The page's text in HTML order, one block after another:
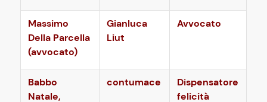
Massimo
Della Parcella
(avvocato)
Gianluca
Liut
Avvocato
Babbo
Natale,
contumace
Dispensatore
felicità